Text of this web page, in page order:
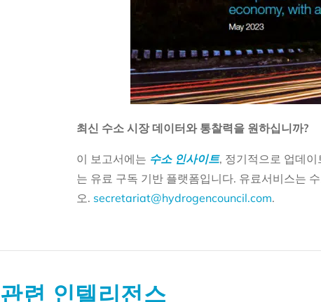
최신 수소 시장 데이터와 통찰력을 원하십니까?
이 보고서에는 수소 인사이트, 정기적으로 업데
는 유료 구독 기반 플랫폼입니다. 유료서비스는
오. secretariat@hydrogencouncil.com.
관련 인텔리전스